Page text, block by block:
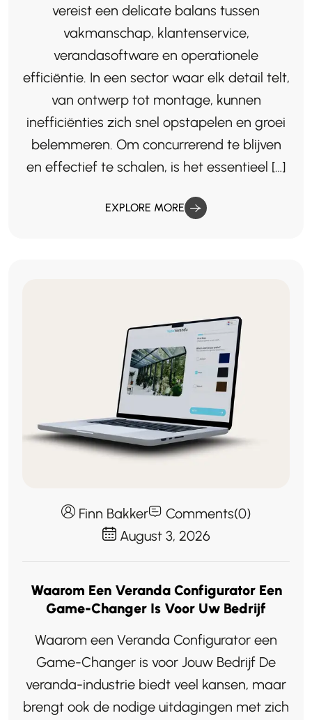
vereist een delicate balans tussen
vakmanschap, klantenservice,
verandasoftware en operationele
efficiëntie. In een sector waar elk detail telt,
van ontwerp tot montage, kunnen
inefficiënties zich snel opstapelen en groei
belemmeren. Om concurrerend te blijven
en effectief te schalen, is het essentieel […]
EXPLORE MORE
Finn Bakker
Comments(0)
August 3, 2026
Waarom Een Veranda Configurator Een
Game-Changer Is Voor Uw Bedrijf
Waarom een Veranda Configurator een
Game-Changer is voor Jouw Bedrijf De
veranda-industrie biedt veel kansen, maar
brengt ook de nodige uitdagingen met zich